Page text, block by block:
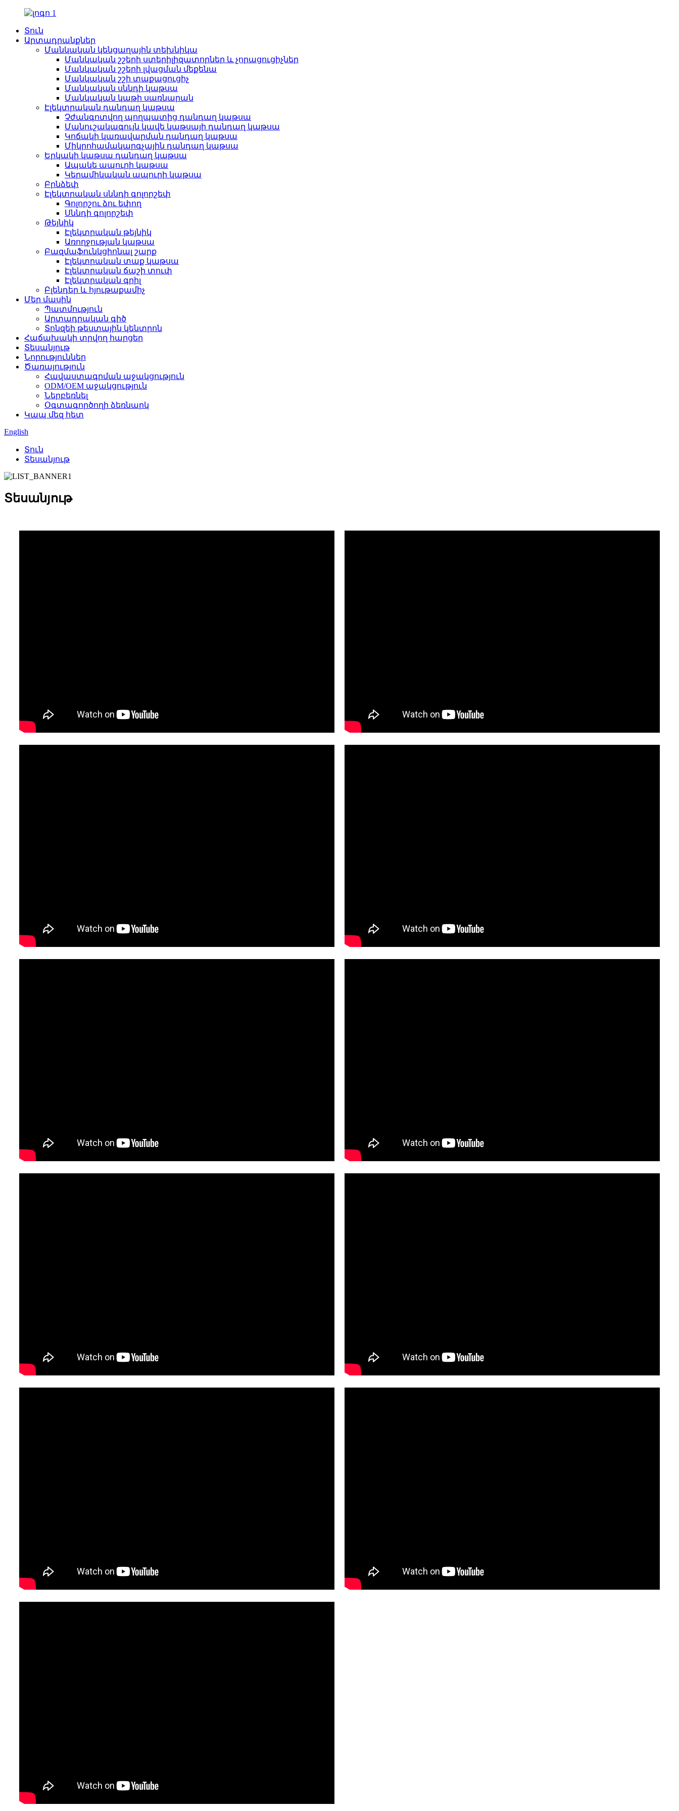
Տուն
Արտադրանքներ
Մանկական կենցաղային տեխնիկա
Մանկական շշերի ստերիլիզատորներ և չորացուցիչներ
Մանկական շշերի լվացման մեքենա
Մանկական շշի տաքացուցիչ
Մանկական սննդի կաթսա
Մանկական կաթի սառնարան
Էլեկտրական դանդաղ կաթսա
Չժանգոտվող պողպատից դանդաղ կաթսա
Մանուշակագույն կավե կաթսայի դանդաղ կաթսա
Կոճակի կառավարման դանդաղ կաթսա
Միկրոհամակարգչային դանդաղ կաթսա
Երկակի կաթսա դանդաղ կաթսա
Ապակե ապուրի կաթսա
Կերամիկական ապուրի կաթսա
Բրնձեփ
Էլեկտրական սննդի գոլորշեփ
Գոլորշու ձու եփող
Սննդի գոլորշեփ
Թեյնիկ
Էլեկտրական թեյնիկ
Առողջության կաթսա
Բազմաֆունկցիոնալ շարք
Էլեկտրական տաք կաթսա
Էլեկտրական ճաշի տուփ
Էլեկտրական գրիլ
Բլենդեր և հյութաքամիչ
Մեր մասին
Պատմություն
Արտադրական գիծ
Տոնզեի թեստային կենտրոն
Հաճախակի տրվող հարցեր
Տեսանյութ
Նորություններ
Ծառայություն
Հավաստագրման աջակցություն
ODM/OEM աջակցություն
Ներբեռնել
Օգտագործողի ձեռնարկ
Կապ մեզ հետ
English
Տուն
Տեսանյութ
Տեսանյութ